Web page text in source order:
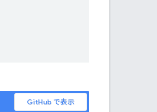
GitHub で表示